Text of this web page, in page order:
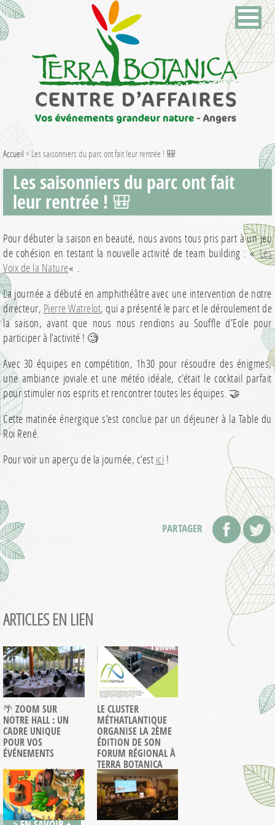
Accueil > Les saisonniers du parc ont fait leur rentrée ! 🎒
Les saisonniers du parc ont fait
leur rentrée ! 🎒
Pour débuter la saison en beauté, nous avons tous pris part à un jeu
de cohésion en testant la nouvelle activité de team building : «Les
Voix de la Nature« .
La journée a débuté en amphithéâtre avec une intervention de notre
directeur, Pierre Watrelot, qui a présenté le parc et le déroulement de
la saison, avant que nous nous rendions au Souffle d’Eole pour
participer à l’activité ! 🧐
Avec 30 équipes en compétition, 1h30 pour résoudre des énigmes,
une ambiance joviale et une météo idéale, c’était le cocktail parfait
pour stimuler nos esprits et rencontrer toutes les équipes. 🤝
Cette matinée énergique s’est conclue par un déjeuner à la Table du
Roi René.
Pour voir un aperçu de la journée, c’est ici !
PARTAGER
ARTICLES EN LIEN
🌴 ZOOM SUR
NOTRE HALL : UN
CADRE UNIQUE
POUR VOS
ÉVÉNEMENTS
Avez-vous déjà
découvert le Centre
d’Affaires ? Si vous le
connaissez déjà,…
LE CLUSTER
MÉTHATLANTIQUE
ORGANISE LA 2ÈME
ÉDITION DE SON
FORUM RÉGIONAL À
TERRA BOTANICA
Après une première
édition
particulièrement